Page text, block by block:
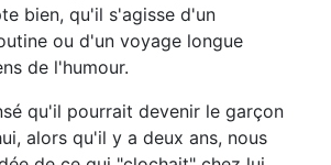
bien, qu'il s'agisse d'un
ou d'un voyage longue
de l'humour.
qu'il pourrait devenir le garçon
alors qu'il y a deux ans, nous